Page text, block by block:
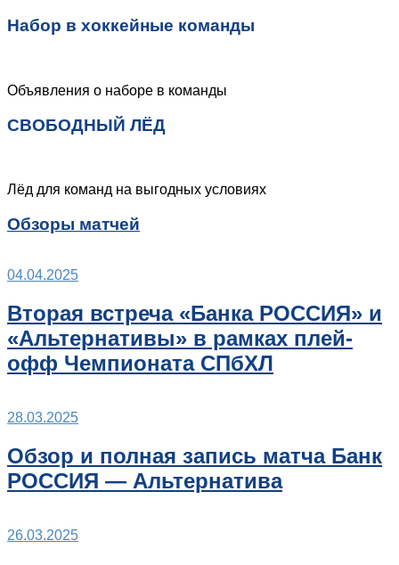
Набор в хоккейные команды
Объявления о наборе в команды
СВОБОДНЫЙ ЛЁД
Лёд для команд на выгодных условиях
Обзоры матчей
04.04.2025
Вторая встреча «Банка РОССИЯ» и
«Альтернативы» в рамках плей-
офф Чемпионата СПбХЛ
28.03.2025
Обзор и полная запись матча Банк
РОССИЯ — Альтернатива
26.03.2025